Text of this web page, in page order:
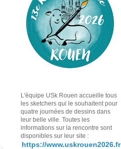
L'équipe USk Rouen accueille tous
les sketchers qui le souhaitent pour
quatre journées de dessins dans
leur belle ville. Toutes les
informations sur la rencontre sont
disponibles sur leur site :
https://www.uskrouen2026.fr